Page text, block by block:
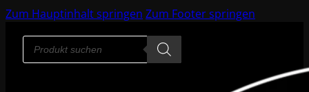
Zum Hauptinhalt springen Zum Footer springen
Products
search